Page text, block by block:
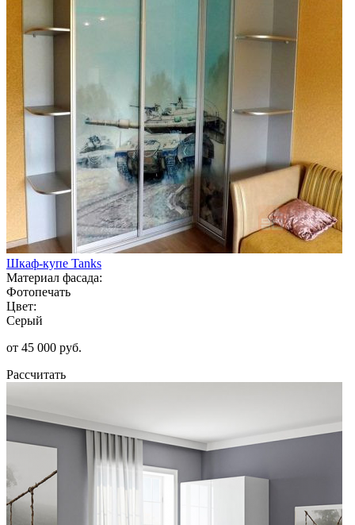
Шкаф-купе Tanks
Материал фасада:
Фотопечать
Цвет:
Серый
от 45 000 руб.
Рассчитать